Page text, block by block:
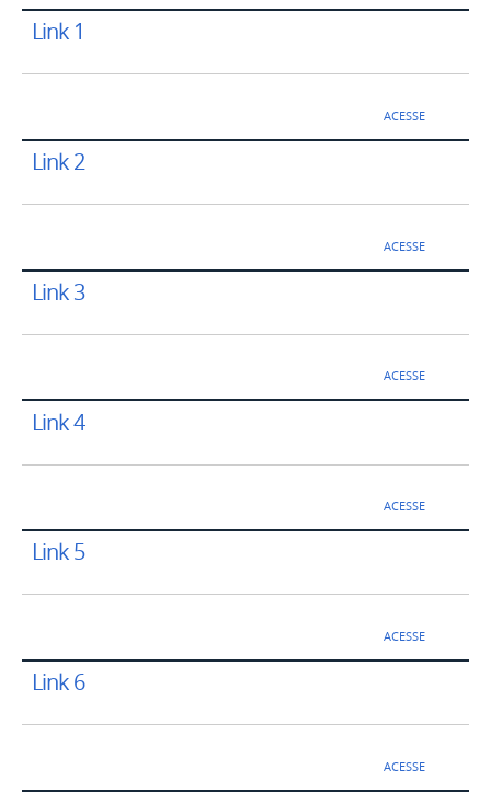
Link 1
ACESSE
Link 2
ACESSE
Link 3
ACESSE
Link 4
ACESSE
Link 5
ACESSE
Link 6
ACESSE